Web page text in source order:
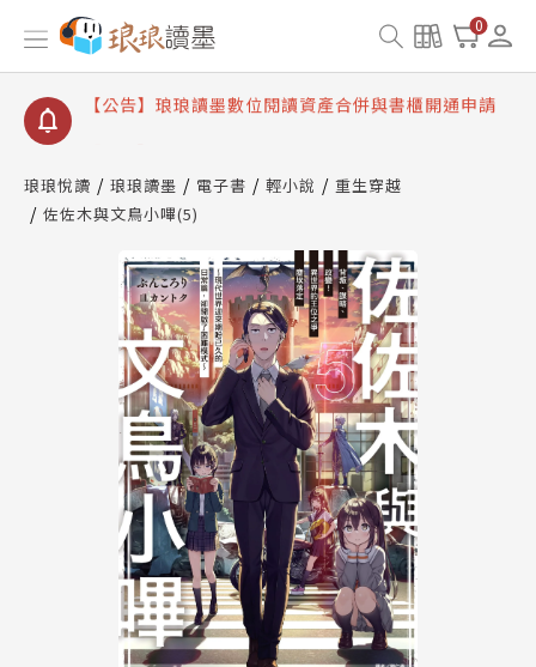
0
【公告】因 Readmoo 讀墨系統維護中，本站同步暫
停部分閱讀服務
【公告】琅琅讀墨數位閱讀資產合併與書櫃開通申請
【公告】琅琅讀墨書櫃開通常見問題
請圖文教學
【公告】琅琅書店服務升級重要說明及資產合併結果
查詢
【公告】因 Readmoo 讀墨系統維護中，本站同步暫
停部分閱讀服務
琅琅悅讀 琅琅讀墨 電子書 輕小說
重生穿越
佐佐木與文鳥小嗶(5)